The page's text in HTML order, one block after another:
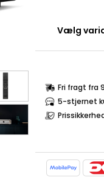
Vælg
Fri fragt fra
5-stjernet